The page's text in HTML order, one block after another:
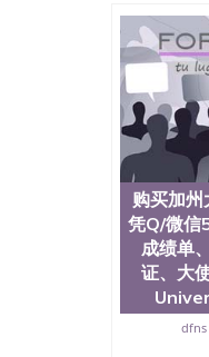
购买加
凭Q/微信
成绩单
证、大
dfns